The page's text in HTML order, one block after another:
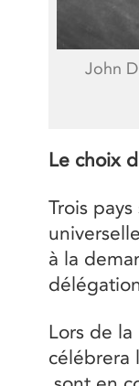
John
Le choix
Trois
à la
Lors de la
célébrera